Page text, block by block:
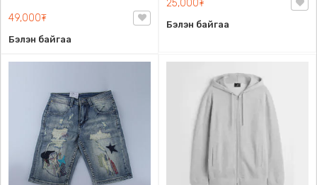
49,000₮
Бэлэн байгаа
25,000₮
Бэлэн байгаа